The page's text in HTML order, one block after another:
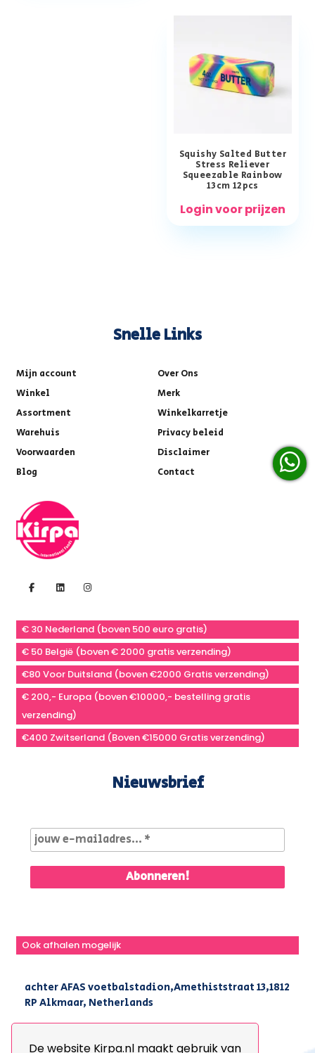
De website Kirpa.nl maakt gebruik van
Squishy Salted Butter
Stress Reliever
Squeezable Rainbow
13cm 12pcs
Login voor prijzen
Snelle Links
Mijn account
Over Ons
Winkel
Merk
Assortment
Winkelkarretje
Warehuis
Privacy beleid
Voorwaarden
Disclaimer
Blog
Contact
€ 30 Nederland (boven 500 euro gratis)
€ 50 België (boven € 2000 gratis verzending)
€80 Voor Duitsland (boven €2000 Gratis verzending)
€ 200,- Europa (boven €10000,- bestelling gratis
verzending)
€400 Zwitserland (Boven €15000 Gratis verzending)
Nieuwsbrief
Ook afhalen mogelijk
achter AFAS voetbalstadion,Amethiststraat 13,1812
RP Alkmaar, Netherlands
+31(0) 251 296 806 info@kirpa.nl